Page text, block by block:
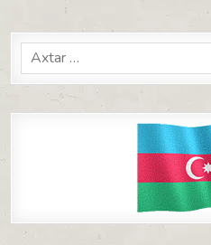
Search
for: